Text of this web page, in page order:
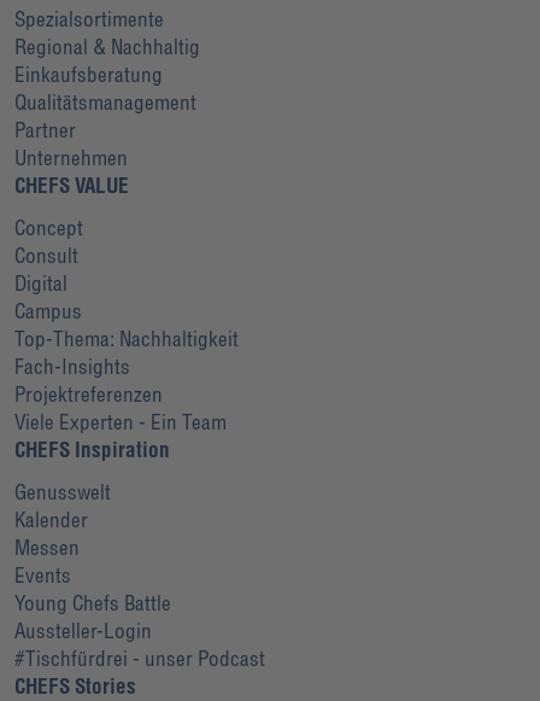
Spezialsortimente
Regional & Nachhaltig
Einkaufsberatung
Qualitätsmanagement
Partner
Unternehmen
CHEFS VALUE
Concept
Consult
Digital
Campus
Top-Thema: Nachhaltigkeit
Fach-Insights
Projektreferenzen
Viele Experten - Ein Team
CHEFS Inspiration
Genusswelt
Kalender
Messen
Events
Young Chefs Battle
Aussteller-Login
#Tischfürdrei - unser Podcast
CHEFS Stories